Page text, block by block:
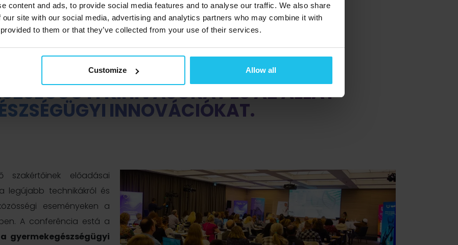
content and ads, to provide social media features and to analyse our traffic. We also share
our site with our social media, advertising and analytics partners who may combine it with
to them or that they’ve collected from your use of their services.
Customize Allow all
FEL A 21. SZÁZADI BETEGSÉGEKET, A
KIHÍVÁSOKAT ÉS AZ ÁLLAT-
INNOVÁCIÓKAT.
szakértőinek előadásai
legújabb technikákról és
eseményeken a
A conferência está a
gyermekegészségügyi